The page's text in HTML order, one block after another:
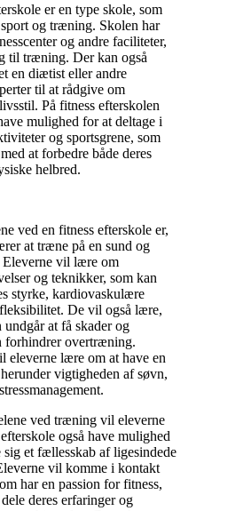
er en type skole, som
og træning. Skolen har
og andre faciliteter,
til træning. Der kan også
en diætist eller andre
til at rådgive om
På fitness efterskolen
mulighed for at deltage i
og sportsgrene, som
at forbedre både deres
helbred.
ved en fitness efterskole er,
at træne på en sund og
Eleverne vil lære om
og teknikker, som kan
styrke, kardiovaskulære
De vil også lære,
undgår at få skader og
forhindrer overtræning.
eleverne lære om at have en
vigtigheden af søvn,
ved træning vil eleverne
også have mulighed
et fællesskab af ligesindede
vil komme i kontakt
har en passion for fitness,
deres erfaringer og